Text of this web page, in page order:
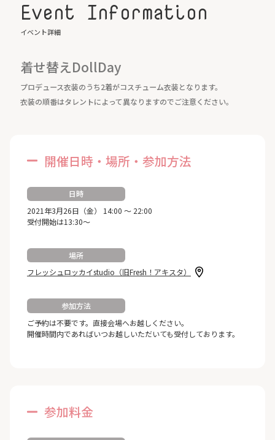
Event Information
イベント詳細
着せ替えDollDay
プロデュース衣装のうち2着がコスチューム衣装となります。
衣装の順番はタレントによって異なりますのでご注意ください。
開催日時・場所・参加方法
日時
2021年3月26日（金） 14:00 ～ 22:00
受付開始は13:30～
場所
フレッシュロッカイstudio（旧Fresh！アキスタ）
参加方法
ご予約は不要です。直接会場へお越しください。
開催時間内であればいつお越しいただいても受付しております。
参加料金